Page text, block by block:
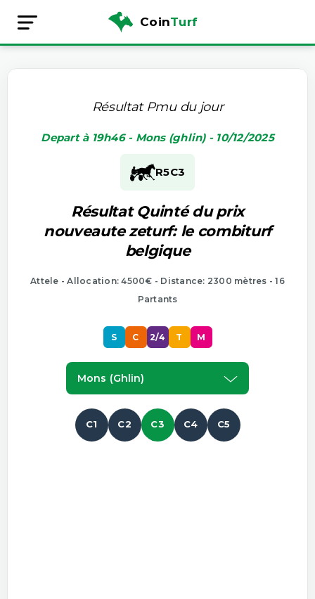
CoinTurf
Résultat Pmu du jour
Depart à 19h46 - Mons (ghlin) - 10/12/2025
R5C3
Résultat Quinté du prix
nouveaute zeturf: le combiturf
belgique
Attele - Allocation: 4500€ - Distance: 2300 mètres - 16
Partants
S C 2/4 T M
Mons (ghlin)
C1 C2 C3 C4 C5